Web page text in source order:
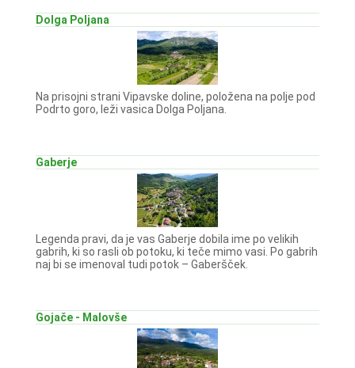
Dolga Poljana
Na prisojni strani Vipavske doline, položena na polje pod
Podrto goro, leži vasica Dolga Poljana.
Gaberje
Legenda pravi, da je vas Gaberje dobila ime po velikih
gabrih, ki so rasli ob potoku, ki teče mimo vasi. Po gabrih
naj bi se imenoval tudi potok – Gaberšček.
Gojače - Malovše